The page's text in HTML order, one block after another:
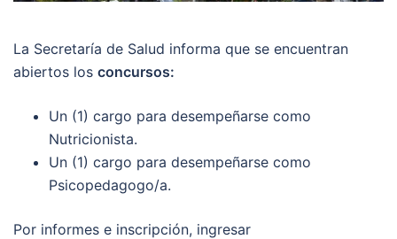
La Secretaría de Salud informa que se encuentran
abiertos los concursos:
Un (1) cargo para desempeñarse como
Nutricionista.
Un (1) cargo para desempeñarse como
Psicopedagogo/a.
Por informes e inscripción, ingresar